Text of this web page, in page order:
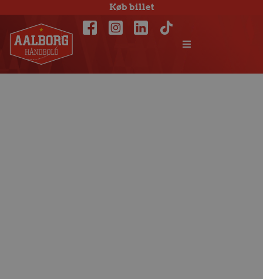
Køb billet